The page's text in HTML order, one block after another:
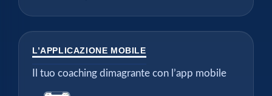
L’APPLICAZIONE MOBILE
Il tuo coaching dimagrante con l’app mobile